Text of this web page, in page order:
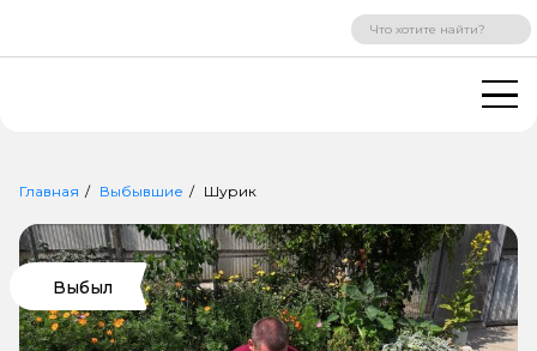
ВХОД РЕГИСТРАЦИЯ
Главная Выбывшие Шурик
Выбыл